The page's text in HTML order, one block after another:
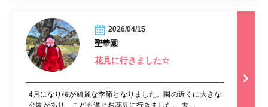
2026/04/15
聖華園
花見に行きました☆
4月になり桜が綺麗な季節となりました。園の近くに大きな
公園があり、こども達とお花見に行きました。 大...